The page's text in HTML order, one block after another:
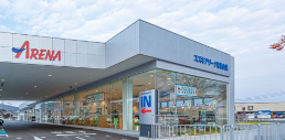
土日祝休み
チームで仕事をこなす
ち着いて働ける職場
プ